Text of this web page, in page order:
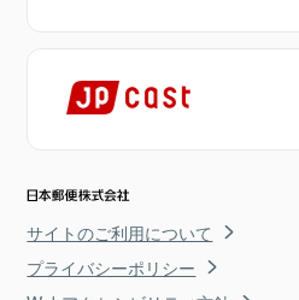
サイトのご利用について
プライバシーポリシー